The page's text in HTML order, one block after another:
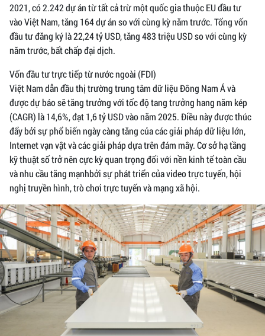
2021, có 2.242 dự án từ tất cả trừ một quốc gia thuộc EU đầu tư
vào Việt Nam, tăng 164 dự án so với cùng kỳ năm trước. Tổng vốn
đầu tư đăng ký là 22,24 tỷ USD, tăng 483 triệu USD so với cùng kỳ
năm trước, bất chấp đại dịch.
Vốn đầu tư trực tiếp từ nước ngoài (FDI)
Việt Nam dẫn đầu thị trường trung tâm dữ liệu Đông Nam Á và
được dự báo sẽ tăng trưởng với tốc độ tang trưởng hang năm kép
(CAGR) là 14,6%, đạt 1,6 tỷ USD vào năm 2025. Điều này được thúc
đẩy bởi sự phổ biến ngày càng tăng của các giải pháp dữ liệu lớn,
Internet vạn vật và các giải pháp dựa trên đám mây. Cơ sở hạ tầng
kỹ thuật số trở nên cực kỳ quan trọng đối với nền kinh tế toàn cầu
và nhu cầu tăng mạnhbởi sự phát triển của video trực tuyến, hội
nghị truyền hình, trò chơi trực tuyến và mạng xã hội.